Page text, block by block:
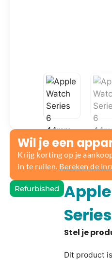
Wil je een
Krijg korting op je
in te ruilen. Bereken de
Refurbished
Dit product